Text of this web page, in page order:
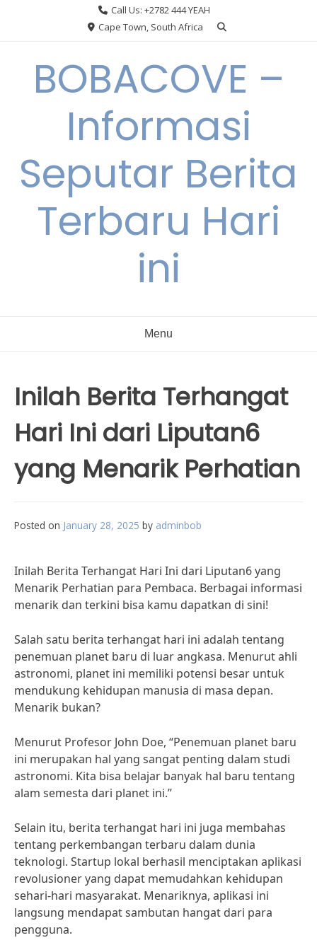
Call Us: +2782 444 YEAH
Cape Town, South Africa
BOBACOVE –
Informasi
Seputar Berita
Terbaru Hari
ini
Menu
Inilah Berita Terhangat
Hari Ini dari Liputan6
yang Menarik Perhatian
Posted on January 28, 2025 by adminbob
Inilah Berita Terhangat Hari Ini dari Liputan6 yang
Menarik Perhatian para Pembaca. Berbagai informasi
menarik dan terkini bisa kamu dapatkan di sini!
Salah satu berita terhangat hari ini adalah tentang
penemuan planet baru di luar angkasa. Menurut ahli
astronomi, planet ini memiliki potensi besar untuk
mendukung kehidupan manusia di masa depan.
Menarik bukan?
Menurut Profesor John Doe, “Penemuan planet baru
ini merupakan hal yang sangat penting dalam studi
astronomi. Kita bisa belajar banyak hal baru tentang
alam semesta dari planet ini.”
Selain itu, berita terhangat hari ini juga membahas
tentang perkembangan terbaru dalam dunia
teknologi. Startup lokal berhasil menciptakan aplikasi
revolusioner yang dapat memudahkan kehidupan
sehari-hari masyarakat. Menariknya, aplikasi ini
langsung mendapat sambutan hangat dari para
pengguna.